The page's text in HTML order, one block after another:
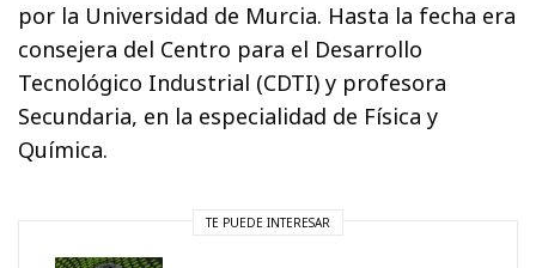
por la Universidad de Murcia. Hasta la fecha era
consejera del Centro para el Desarrollo
Tecnológico Industrial (CDTI) y profesora
Secundaria, en la especialidad de Física y
Química.
TE PUEDE INTERESAR